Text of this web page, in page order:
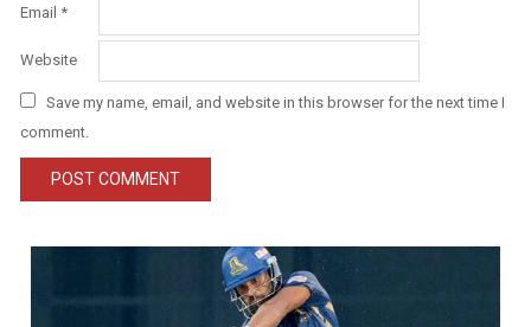
Email *
Website
Save my name, email, and website in this browser for the next time I
comment.